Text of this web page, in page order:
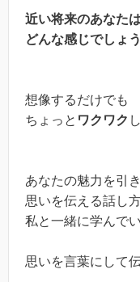
近い将来のあなた
どんな感じでしょ
想像するだけでも
ちょっと ワクワク
あなたの魅力を引
思いを伝える話し方
私と一緒に学んで
思いを言葉にして